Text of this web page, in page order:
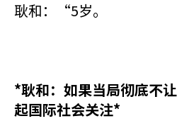
耿和：“5岁。
*耿和：如果当局彻底不
起国际社会关注*